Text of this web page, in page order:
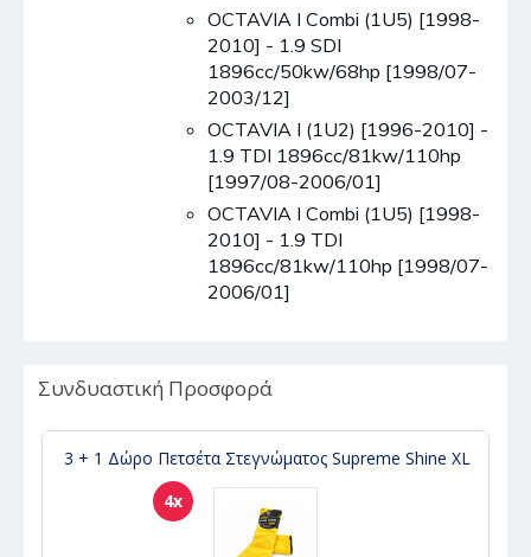
OCTAVIA I Combi (1U5) [1998-
2010] - 1.9 SDI
1896cc/50kw/68hp [1998/07-
2003/12]
OCTAVIA I (1U2) [1996-2010] -
1.9 TDI 1896cc/81kw/110hp
[1997/08-2006/01]
OCTAVIA I Combi (1U5) [1998-
2010] - 1.9 TDI
1896cc/81kw/110hp [1998/07-
2006/01]
Συνδυαστική Προσφορά
3 + 1 Δώρο Πετσέτα Στεγνώματος Supreme Shine XL
4x